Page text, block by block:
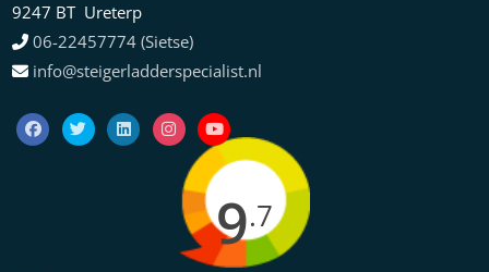
9247 BT Ureterp
06-22457774 (Sietse)
info@steigerladderspecialist.nl
9.7